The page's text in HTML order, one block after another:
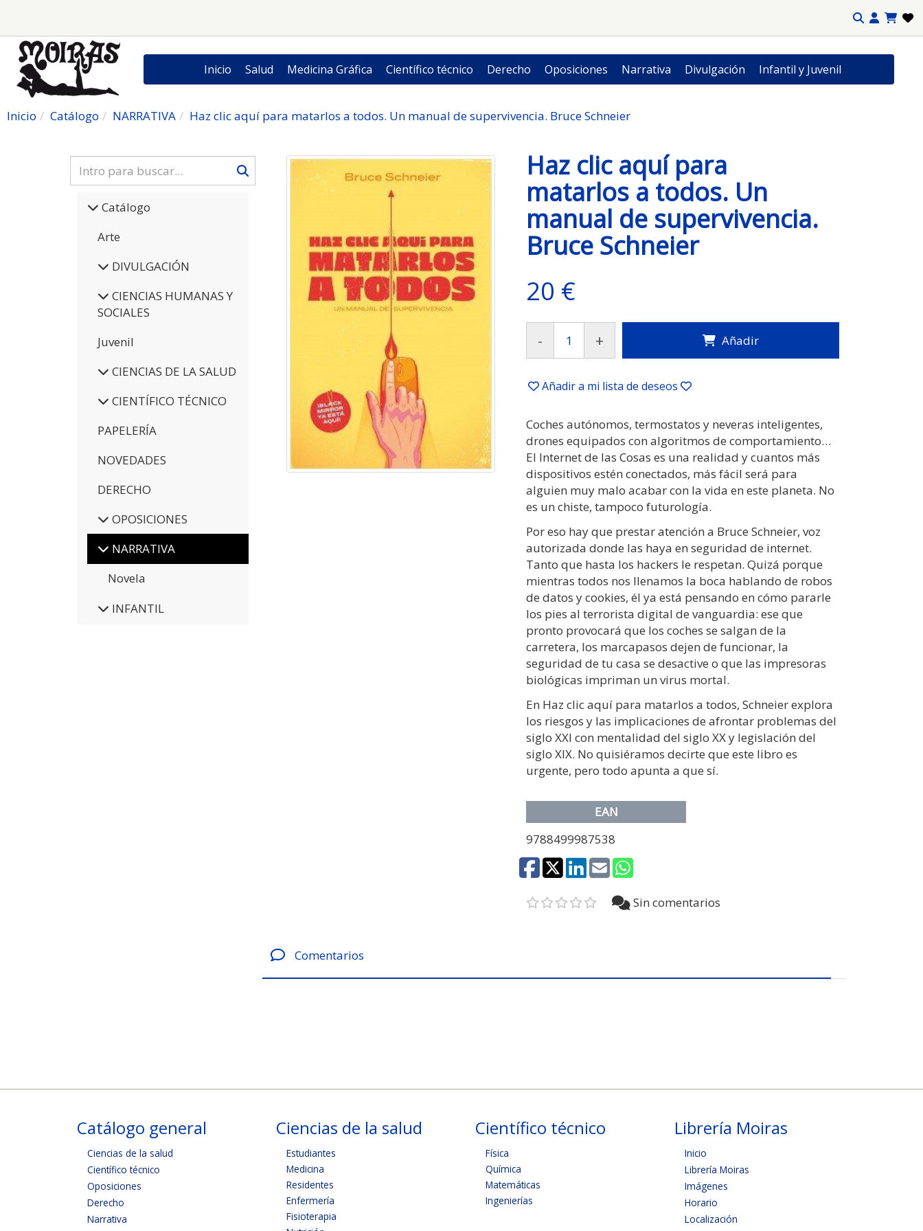
Inicio Salud Medicina Gráfica Científico técnico Derecho Oposiciones Narrativa Divulgación Infantil y Juvenil
Inicio Catálogo NARRATIVA Haz clic aquí para matarlos a todos. Un manual de supervivencia. Bruce Schneier
Catálogo
Arte
DIVULGACIÓN
CIENCIAS HUMANAS Y
SOCIALES
Juvenil
CIENCIAS DE LA SALUD
CIENTÍFICO TÉCNICO
PAPELERÍA
NOVEDADES
DERECHO
OPOSICIONES
NARRATIVA
Novela
INFANTIL
Haz clic aquí para
matarlos a todos. Un
manual de supervivencia.
Bruce Schneier
20 €
- + Añadir
Añadir a mi lista de deseos
Coches autónomos, termostatos y neveras inteligentes,
drones equipados con algoritmos de comportamiento…
El Internet de las Cosas es una realidad y cuantos más
dispositivos estén conectados, más fácil será para
alguien muy malo acabar con la vida en este planeta. No
es un chiste, tampoco futurología.
Por eso hay que prestar atención a Bruce Schneier, voz
autorizada donde las haya en seguridad de internet.
Tanto que hasta los hackers le respetan. Quizá porque
mientras todos nos llenamos la boca hablando de robos
de datos y cookies, él ya está pensando en cómo pararle
los pies al terrorista digital de vanguardia: ese que
pronto provocará que los coches se salgan de la
carretera, los marcapasos dejen de funcionar, la
seguridad de tu casa se desactive o que las impresoras
biológicas impriman un virus mortal.
En Haz clic aquí para matarlos a todos, Schneier explora
los riesgos y las implicaciones de afrontar problemas del
siglo XXI con mentalidad del siglo XX y legislación del
siglo XIX. No quisiéramos decirte que este libro es
urgente, pero todo apunta a que sí.
EAN
9788499987538
Sin comentarios
Comentarios
Catálogo general
Ciencias de la salud
Científico técnico
Oposiciones
Derecho
Narrativa
Ciencias de la salud
Estudiantes
Medicina
Residentes
Enfermería
Fisioterapia
Científico técnico
Física
Química
Matemáticas
Ingenierías
Librería Moiras
Inicio
Librería Moiras
Imágenes
Horario
Localización